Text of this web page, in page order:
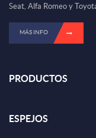
Seat, Alfa Romeo y
MÁS INFO
PRODUCTOS
ESPEJOS